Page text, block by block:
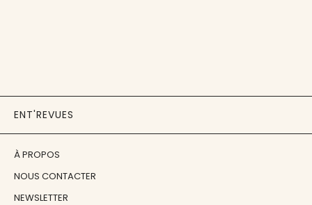
ENT'REVUES
À PROPOS
NOUS CONTACTER
NEWSLETTER